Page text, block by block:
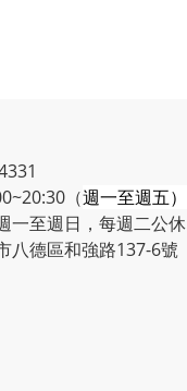
（週一至週五）
一至週日，每週二公休
八德區和強路137-6號